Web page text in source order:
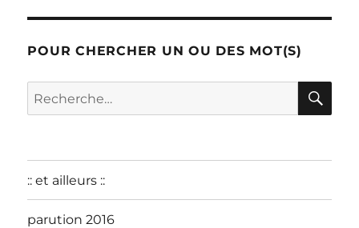
POUR CHERCHER UN OU DES MOT(S)
Recherche
pour :
:: et ailleurs ::
parution 2016